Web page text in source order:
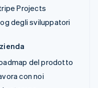
Projects
degli sviluppatori
del prodotto
con noi